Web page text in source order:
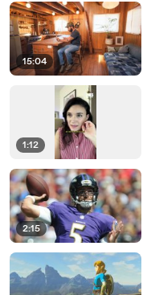
15:04
1:12
2:15